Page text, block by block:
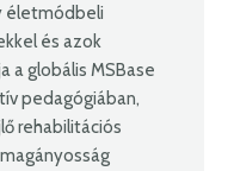
életmódbeli
és azok
a globális MSBase
pedagógiában,
rehabilitációs